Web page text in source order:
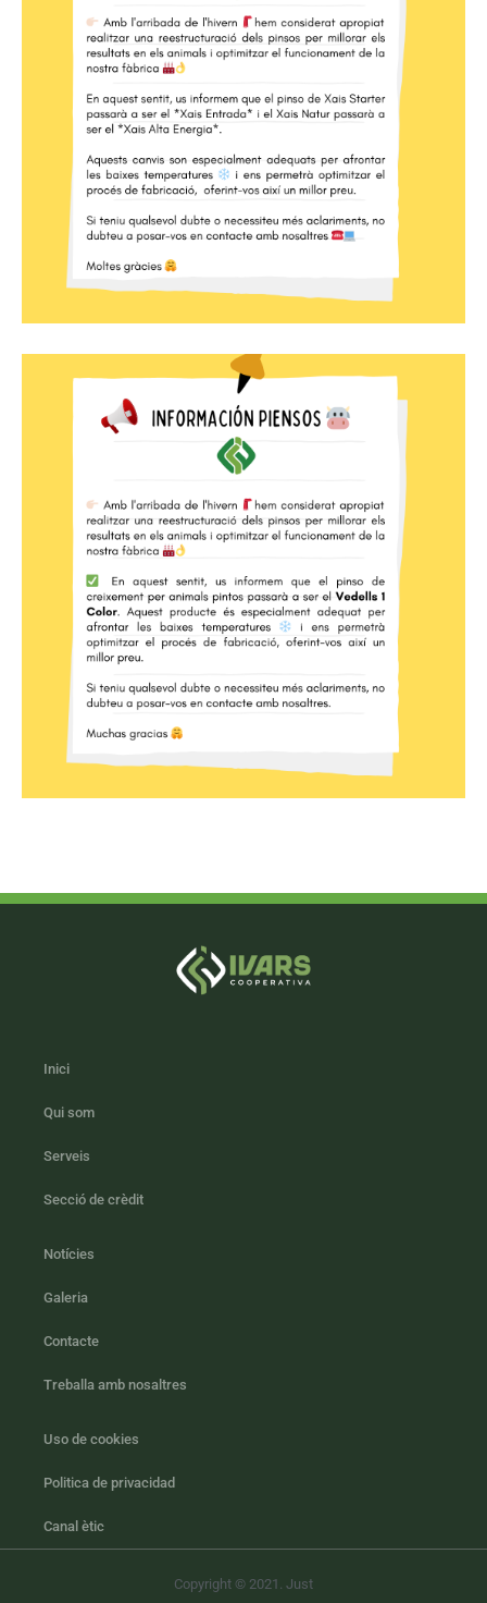
Inici
Qui som
Serveis
Secció de crèdit
Notícies
Galeria
Contacte
Treballa amb nosaltres
Uso de cookies
Politica de privacidad
Canal ètic
Copyright © 2021. Just